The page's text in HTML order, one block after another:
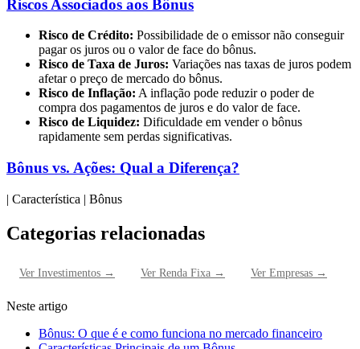
Riscos Associados aos Bônus
Risco de Crédito: Possibilidade de o emissor não conseguir
pagar os juros ou o valor de face do bônus.
Risco de Taxa de Juros: Variações nas taxas de juros podem
afetar o preço de mercado do bônus.
Risco de Inflação: A inflação pode reduzir o poder de
compra dos pagamentos de juros e do valor de face.
Risco de Liquidez: Dificuldade em vender o bônus
rapidamente sem perdas significativas.
Bônus vs. Ações: Qual a Diferença?
| Característica | Bônus
Categorias relacionadas
Ver Investimentos → Ver Renda Fixa → Ver Empresas →
Neste artigo
Bônus: O que é e como funciona no mercado financeiro